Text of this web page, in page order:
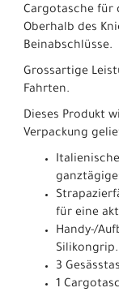
Cargotasche für
Oberhalb des
Beinabschlüsse.
Grossartige
Fahrten.
Dieses Produkt
Verpackung
für eine
Handy-/
Silikongrip.
3
1